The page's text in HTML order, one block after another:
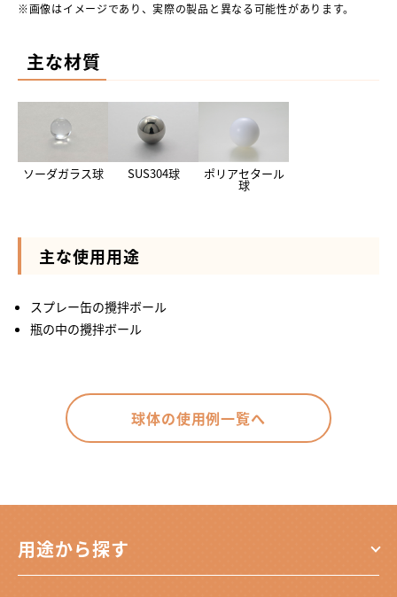
※画像はイメージであり、実際の製品と異なる可能性があります。
主な材質
ソーダガラス球 SUS304球 ポリアセタール
球
主な使用用途
スプレー缶の攪拌ボール
瓶の中の攪拌ボール
球体の使用例一覧へ
用途から探す